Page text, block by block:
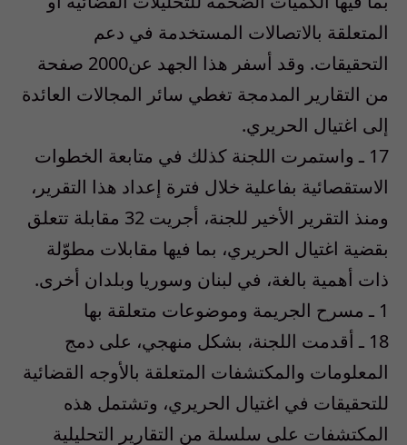
المتعلقة بالاتصالات المستخدمة في دعم
التحقيقات. وقد أسفر هذا الجهد عن2000 صفحة
من التقارير المدمجة تغطي سائر المجالات العائدة
إلى اغتيال الحريري.
17 ـ واستمرت اللجنة كذلك في متابعة الخطوات
الاستقصائية بفاعلية خلال فترة إعداد هذا التقرير،
ومنذ التقرير الأخير للجنة، أجريت 32 مقابلة تتعلق
بقضية اغتيال الحريري، بما فيها مقابلات مطوّلة
ذات أهمية بالغة، في لبنان وسوريا وبلدان أخرى.
1 ـ مسرح الجريمة وموضوعات متعلقة بها
18 ـ أقدمت اللجنة، بشكل منهجي، على دمج
المعلومات والمكتشفات المتعلقة بالأوجه القضائية
للتحقيقات في اغتيال الحريري، وتشتمل هذه
المكتشفات على سلسلة من التقارير التحليلية